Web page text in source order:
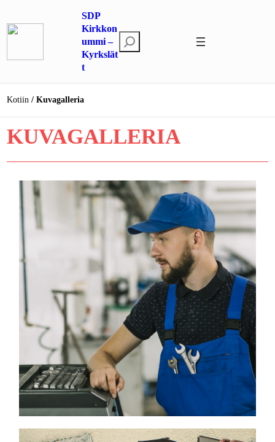
sisältöön
SDP
Kirkkon
ummi –
Kyrkslät
t
t
i
Kotiin Kuvagalleria
KUVAGALLERIA